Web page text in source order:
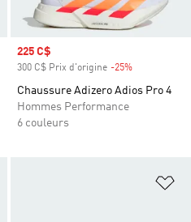
Prix soldé
225 C$
300 C$ Prix d'origine -25%
Chaussure Adizero Adios Pro 4
Hommes Performance
6 couleurs
Ajouter à la Liste de produits